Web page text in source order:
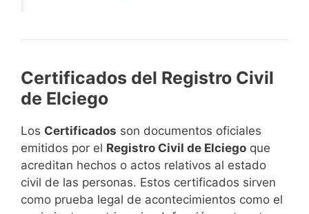
Certificados del Registro Civil
de Elciego
Los Certificados son documentos oficiales
emitidos por el Registro Civil de Elciego que
acreditan hechos o actos relativos al estado
civil de las personas. Estos certificados sirven
como prueba legal de acontecimientos como el